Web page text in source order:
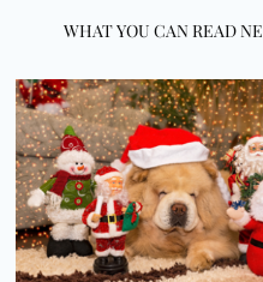
WHAT YOU CAN READ